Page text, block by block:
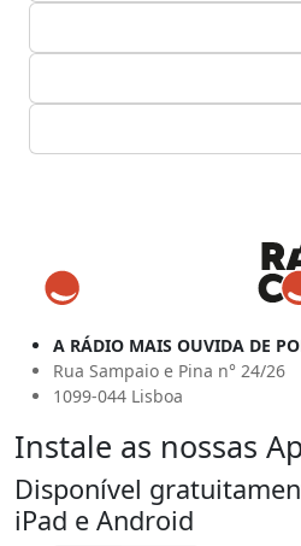
A RÁDIO MAIS OUVIDA DE
Rua Sampaio e Pina n° 24/26
1099-044 Lisboa
Instale as nossas
Disponível
iPad e Android